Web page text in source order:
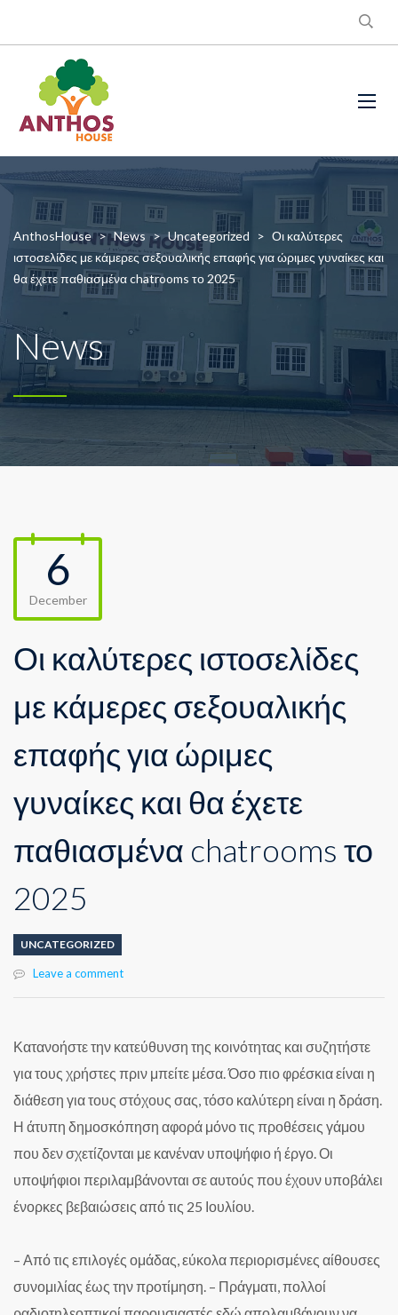
AnthosHouse > News > Uncategorized > Οι καλύτερες
ιστοσελίδες με κάμερες σεξουαλικής επαφής για ώριμες γυναίκες και
θα έχετε παθιασμένα chatrooms το 2025
News
6
December
Οι καλύτερες ιστοσελίδες
με κάμερες σεξουαλικής
επαφής για ώριμες
γυναίκες και θα έχετε
παθιασμένα chatrooms το
2025
UNCATEGORIZED
Leave a comment
Κατανοήστε την κατεύθυνση της κοινότητας και συζητήστε
για τους χρήστες πριν μπείτε μέσα. Όσο πιο φρέσκια είναι η
διάθεση για τους στόχους σας, τόσο καλύτερη είναι η δράση.
Η άτυπη δημοσκόπηση αφορά μόνο τις προθέσεις γάμου
που δεν σχετίζονται με κανέναν υποψήφιο ή έργο. Οι
υποψήφιοι περιλαμβάνονται σε αυτούς που έχουν υποβάλει
ένορκες βεβαιώσεις από τις 25 Ιουλίου.
– Από τις επιλογές ομάδας, εύκολα περιορισμένες αίθουσες
συνομιλίας έως την προτίμηση. – Πράγματι, πολλοί